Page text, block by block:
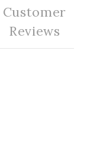
Customer
Reviews